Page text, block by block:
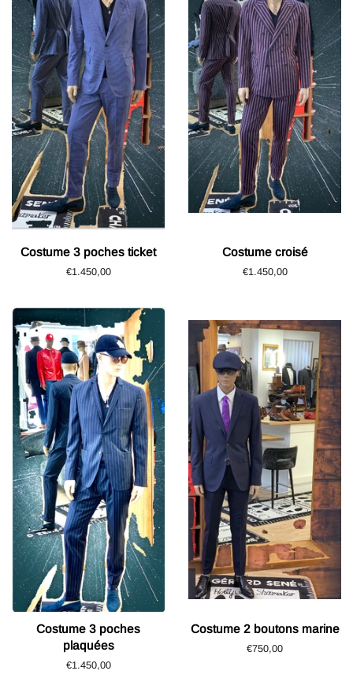
Costume 3 poches ticket
Prix
€1.450,00
Costume croisé
Prix
€1.450,00
Costume 3 poches
plaquées
Prix
€1.450,00
Costume 2 boutons marine
Prix
€750,00